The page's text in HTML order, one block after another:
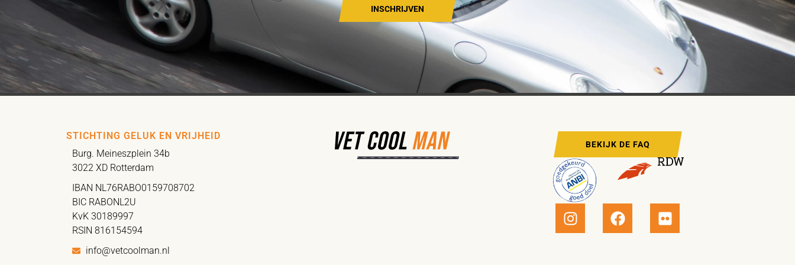
STICHTING GELUK EN VRIJHEID
Burg. Meineszplein 34b
3022 XD Rotterdam
IBAN NL76RABO0159708702
BIC RABONL2U
KvK 30189997
RSIN 816154594
info@vetcoolman.nl
BEKIJK DE FAQ